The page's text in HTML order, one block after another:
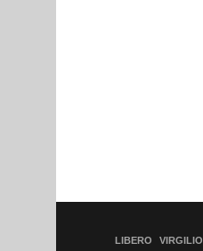
LIBERO VIRGILIO